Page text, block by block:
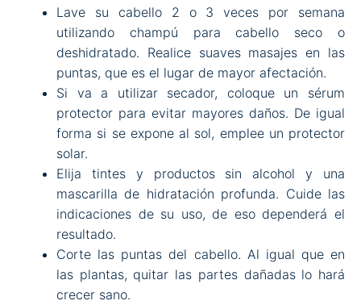
Lave su cabello 2 o 3 veces por semana
utilizando champú para cabello seco o
deshidratado. Realice suaves masajes en las
puntas, que es el lugar de mayor afectación.
Si va a utilizar secador, coloque un sérum
protector para evitar mayores daños. De igual
forma si se expone al sol, emplee un protector
solar.
Elija tintes y productos sin alcohol y una
mascarilla de hidratación profunda. Cuide las
indicaciones de su uso, de eso dependerá el
resultado.
Corte las puntas del cabello. Al igual que en
las plantas, quitar las partes dañadas lo hará
crecer sano.